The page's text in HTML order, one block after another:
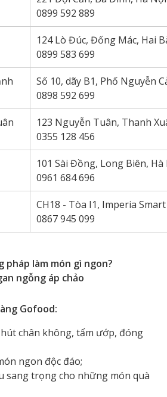
0899 592 889
124 Lò Đúc, Đống Mác, Hai
0899 583 699
Số 10, dãy B1, Phố Nguyễn
0898 592 699
123 Nguyễn Tuân, Thanh
0355 128 456
101 Sài Đồng, Long Biên, Hà
0961 684 696
CH18 - Tòa I1, Imperia
0867 945 099
pháp làm món gì ngon?
ngỗng áp chảo
Gofood:
chân không, tẩm ướp, đóng
ngon độc đáo;
sang trọng cho những món quà